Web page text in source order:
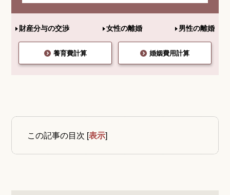
財産分与の交渉 女性の離婚 男性の離婚
養育費計算 婚姻費用計算
この記事の目次 [表示]